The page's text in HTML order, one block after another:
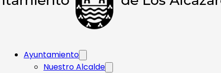
Ayuntamiento
Nuestro Alcalde